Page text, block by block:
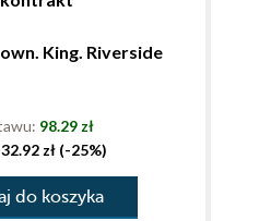
King. Riverside
98.29 zł
zł (-25%)
do koszyka